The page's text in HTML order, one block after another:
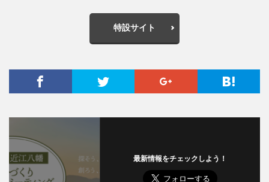
特設サイト
最新情報をチェックしよう！